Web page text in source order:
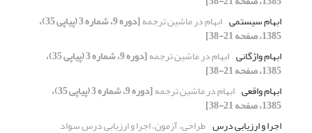
ابهام سیستمی ابهام در ماشین ترجمه [دوره 9، شماره 3 (پیاپی 35)،
1385، صفحه 21-38]
ابهام واژگانی ابهام در ماشین ترجمه [دوره 9، شماره 3 (پیاپی 35)،
1385، صفحه 21-38]
ابهام واقعی ابهام در ماشین ترجمه [دوره 9، شماره 3 (پیاپی 35)،
1385، صفحه 21-38]
اجرا و ارزیابی درس طراحی، آزمون، اجرا و ارزیابی درس سواد